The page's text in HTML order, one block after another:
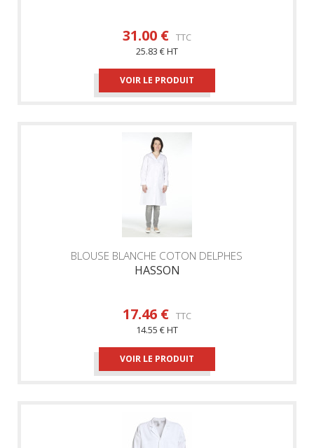
31.00 € TTC
25.83 € HT
VOIR LE PRODUIT
BLOUSE BLANCHE COTON DELPHES
HASSON
17.46 € TTC
14.55 € HT
VOIR LE PRODUIT